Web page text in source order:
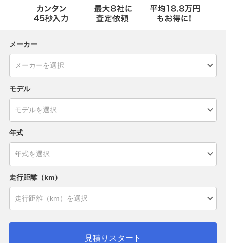
メーカー
モデル
年式
走行距離（km）
見積りスタート